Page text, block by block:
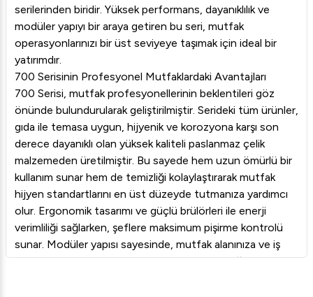
serilerinden biridir. Yüksek performans, dayanıklılık ve
modüler yapıyı bir araya getiren bu seri, mutfak
operasyonlarınızı bir üst seviyeye taşımak için ideal bir
yatırımdır.
700 Serisinin Profesyonel Mutfaklardaki Avantajları
700 Serisi, mutfak profesyonellerinin beklentileri göz
önünde bulundurularak geliştirilmiştir. Serideki tüm ürünler,
gıda ile temasa uygun, hijyenik ve korozyona karşı son
derece dayanıklı olan yüksek kaliteli paslanmaz çelik
malzemeden üretilmiştir. Bu sayede hem uzun ömürlü bir
kullanım sunar hem de temizliği kolaylaştırarak mutfak
hijyen standartlarını en üst düzeyde tutmanıza yardımcı
olur. Ergonomik tasarımı ve güçlü brülörleri ile enerji
verimliliği sağlarken, şeflere maksimum pişirme kontrolü
sunar. Modüler yapısı sayesinde, mutfak alanınıza ve iş
akışınıza en uygun yerleşimi oluşturma esnekliği tanır.